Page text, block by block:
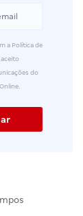
a Política de
aceito
do